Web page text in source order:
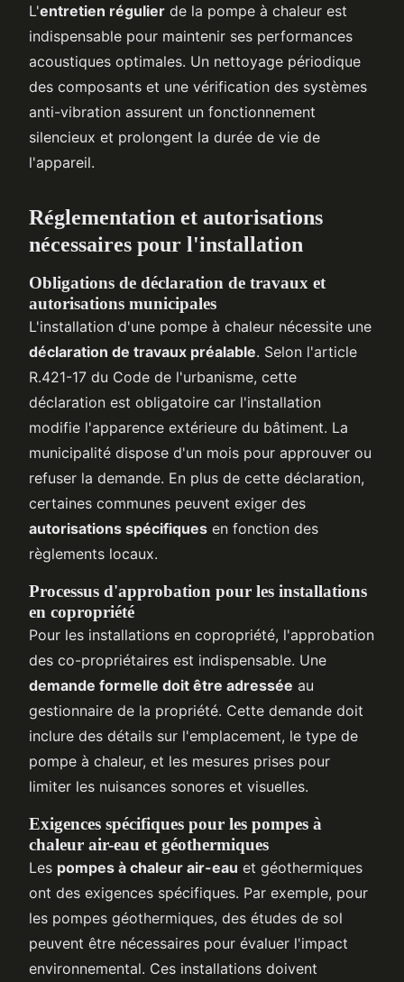
L'entretien régulier de la pompe à chaleur est
indispensable pour maintenir ses performances
acoustiques optimales. Un nettoyage périodique
des composants et une vérification des systèmes
anti-vibration assurent un fonctionnement
silencieux et prolongent la durée de vie de
l'appareil.
Réglementation et autorisations
nécessaires pour l'installation
Obligations de déclaration de travaux et
autorisations municipales
L'installation d'une pompe à chaleur nécessite une
déclaration de travaux préalable. Selon l'article
R.421-17 du Code de l'urbanisme, cette
déclaration est obligatoire car l'installation
modifie l'apparence extérieure du bâtiment. La
municipalité dispose d'un mois pour approuver ou
refuser la demande. En plus de cette déclaration,
certaines communes peuvent exiger des
autorisations spécifiques en fonction des
règlements locaux.
Processus d'approbation pour les installations
en copropriété
Pour les installations en copropriété, l'approbation
des co-propriétaires est indispensable. Une
demande formelle doit être adressée au
gestionnaire de la propriété. Cette demande doit
inclure des détails sur l'emplacement, le type de
pompe à chaleur, et les mesures prises pour
limiter les nuisances sonores et visuelles.
Exigences spécifiques pour les pompes à
chaleur air-eau et géothermiques
Les pompes à chaleur air-eau et géothermiques
ont des exigences spécifiques. Par exemple, pour
les pompes géothermiques, des études de sol
peuvent être nécessaires pour évaluer l'impact
environnemental. Ces installations doivent